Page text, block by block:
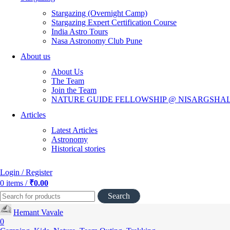
Stargazing (Overnight Camp)
Stargazing Expert Certification Course
India Astro Tours
Nasa Astronomy Club Pune
About us
About Us
The Team
Join the Team
NATURE GUIDE FELLOWSHIP @
Articles
Latest Articles
Astronomy
Historical stories
Login / Register
0 items / ₹0.00
Search
Hemant Vavale
0